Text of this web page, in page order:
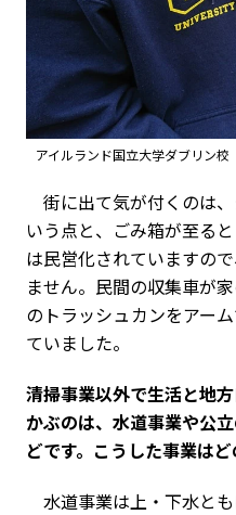
アイルランド国立大学ダブリン
街に出て気が付くのは
いう点と、ごみ箱が至る
は民営化されていますの
ません。民間の収集車が
のトラッシュカンをアー
ていました。
――清掃事業以外で生活と地
かぶのは、水道事業や公
どです。こうした事業は
水道事業は上・下水と